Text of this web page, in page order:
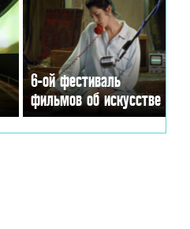
6-ой фестиваль
фильмов об искусстве